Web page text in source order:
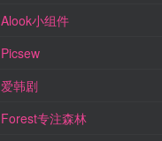
Alook小组件
Picsew
爱韩剧
Forest专注森林